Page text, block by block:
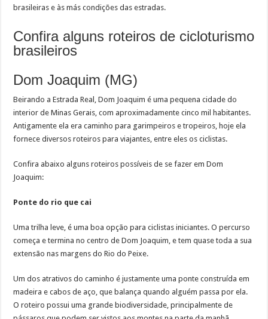
brasileiras e às más condições das estradas.
Confira alguns roteiros de cicloturismo
brasileiros
Dom Joaquim (MG)
Beirando a Estrada Real, Dom Joaquim é uma pequena cidade do
interior de Minas Gerais, com aproximadamente cinco mil habitantes.
Antigamente ela era caminho para garimpeiros e tropeiros, hoje ela
fornece diversos roteiros para viajantes, entre eles os ciclistas.
Confira abaixo alguns roteiros possíveis de se fazer em Dom
Joaquim:
Ponte do rio que cai
Uma trilha leve, é uma boa opção para ciclistas iniciantes. O percurso
começa e termina no centro de Dom Joaquim, e tem quase toda a sua
extensão nas margens do Rio do Peixe.
Um dos atrativos do caminho é justamente uma ponte construída em
madeira e cabos de aço, que balança quando alguém passa por ela.
O roteiro possui uma grande biodiversidade, principalmente de